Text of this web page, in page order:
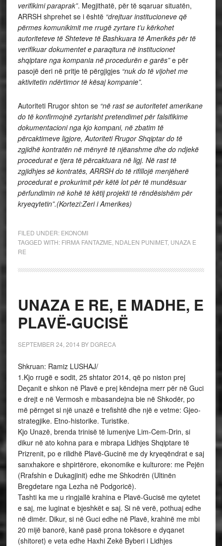
verifikimi paraprak”. Megjithatë, për të sqaruar situatën,
ARRSH shprehet se i është“drejtuar institucioneve që
përmes komunikimit me rrugë zyrtare t’u kërkohet
autoriteteve të Shteteve të Bashkuara të Amerikës për të
verifikuar dokumentet e paraqitura në institucionet
shqiptare nga kompania në procedurën e garës”e për
pasojë deri në pritje të përgjigjes “nuk do të vijohet me
aktivitetin ndërtimor të kësaj kompanie”.
Autoriteti Rrugor shton se“në rast se autoritetet amerikane
do të konfirmojnë zyrtarisht pretendimet për falsifikime
dokumentacioni nga kjo kompani, në zbatim të
përcaktimeve ligjore, Autoriteti Rrugor Shqiptar do të
zgjidhë kontratën në mënyrë të njëanshme dhe do ndjekë
procedurat e tjera të përcaktuara në ligj. Në rast të
zgjidhjes së kontratës, ARRSH do të rifillojë menjëherë
procedurat e prokurimit për këtë lot për të mundësuar
përfundimin në kohë të këtij projekti të rëndësishëm për
kryeqytetin”.(Kortezi:Zeri i Amerikes)
FILED UNDER: EKONOMI
TAGGED WITH: FIRMA FANTAZME NDALEN PUNIMET, UNAZA E
RE
UNAZA E RE, E MADHE, E
PLAVË-GUCISË
SEPTEMBER 24, 2014 BY DGRECA
Shkruan: Ramiz LUSHAJ/
1.Kjo rrugë e sodit, 25 shtator 2014, që po niston prej
Deçanit e shkon në Plavë e prej këndejna merr për në Guci
e drejt e në Vermosh e mbasandejna bie në Shkodër, po
më përnget si një unazë e trefishtë dhe një e vetme: Gjeo-
strategjike. Etno-historike. Turistike.
Kjo Unazë, brenda trinisë të lumenjve Lim-Cem-Drin, si
dikur në ato kohna para e mbrapa Lidhjes Shqiptare të
Prizrenit, po e rilidhë Plavë-Gucinë me dy kryeqëndrat e saj
sanxhakore e shpirtërore, ekonomike e kulturore: me Pejën
(Rrafshin e Dukagjinit) edhe me Shkodrën (Ultinën
Bregdetare nga Lezha në Podgoricë).
Tashti ka me u ringjallë krahina e Plavë-Gucisë me qytetet
e saj, me luginat e bjeshkët e saj. Si në verë, pothuaj edhe
në dimër. Dikur, si në Guci edhe në Plavë, krahinë me mbi
20 mijë banorë, kanë pasë prona tokësore e dyqanet
(shitoret) e veta edhe Haxhi Zekë Byberi i Lidhjes